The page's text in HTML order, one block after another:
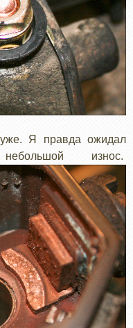
Я правда ожидал
износ.